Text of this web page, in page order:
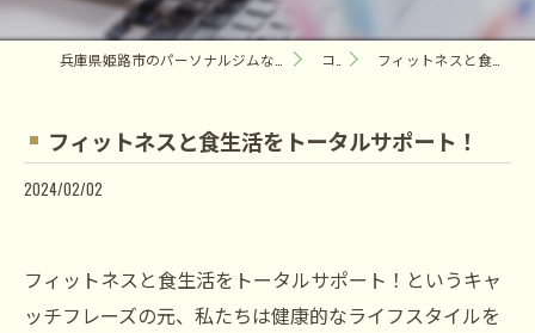
コラム フィットネスと食生活をトータルサポート！
フィットネスと食生活をトータルサポート！
2024/02/02
フィットネスと食生活をトータルサポート！というキャ
ッチフレーズの元、私たちは健康的なライフスタイルを